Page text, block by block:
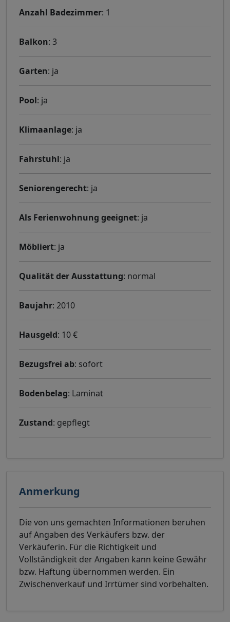
Anzahl Badezimmer: 1
Balkon: 3
Garten: ja
Pool: ja
Klimaanlage: ja
Fahrstuhl: ja
Seniorengerecht: ja
Als Ferienwohnung geeignet: ja
Möbliert: ja
Qualität der Ausstattung: normal
Baujahr: 2010
Hausgeld: 10 €
Bezugsfrei ab: sofort
Bodenbelag: Laminat
Zustand: gepflegt
Anmerkung
Die von uns gemachten Informationen beruhen
auf Angaben des Verkäufers bzw. der
Verkäuferin. Für die Richtigkeit und
Vollständigkeit der Angaben kann keine Gewähr
bzw. Haftung übernommen werden. Ein
Zwischenverkauf und Irrtümer sind vorbehalten.